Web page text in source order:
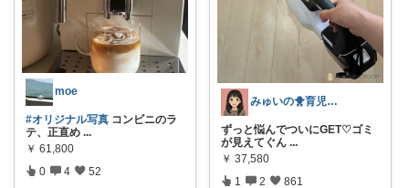
moe
#オリジナル写真 コンビニのラ
テ、正直め ...
￥ 61,800
0 4 52
みゅいの🐥育児×時短×コスパ☀️朝コレ
ずっと悩んでついにGET♡ゴミ
が見えてぐん ...
￥ 37,580
1 2 861